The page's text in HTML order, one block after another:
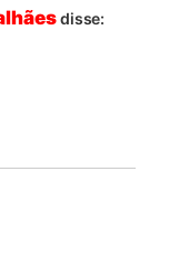
disse: